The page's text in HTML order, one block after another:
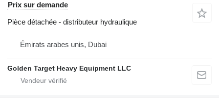
Prix sur demande
Pièce détachée - distributeur hydraulique
Émirats arabes unis, Dubai
Golden Target Heavy Equipment LLC